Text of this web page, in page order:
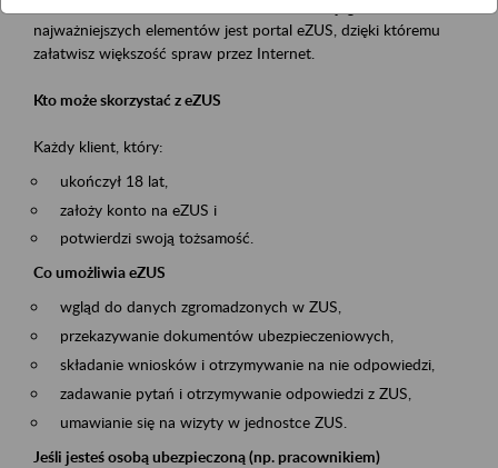
najważniejszych elementów jest portal eZUS, dzięki któremu
załatwisz większość spraw przez Internet.
Kto może skorzystać z eZUS
Każdy klient, który:
ukończył 18 lat,
założy konto na eZUS i
potwierdzi swoją tożsamość.
Co umożliwia eZUS
wgląd do danych zgromadzonych w ZUS,
przekazywanie dokumentów ubezpieczeniowych,
składanie wniosków i otrzymywanie na nie odpowiedzi,
zadawanie pytań i otrzymywanie odpowiedzi z ZUS,
umawianie się na wizyty w jednostce ZUS.
Jeśli jesteś osobą ubezpieczoną (np. pracownikiem)